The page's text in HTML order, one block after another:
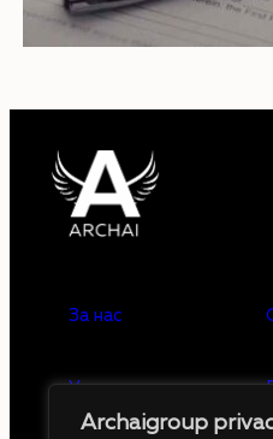
Archaigroup
За нас
Услуги